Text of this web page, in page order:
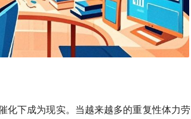
化下成为现实。当越来越多的重复性体力劳